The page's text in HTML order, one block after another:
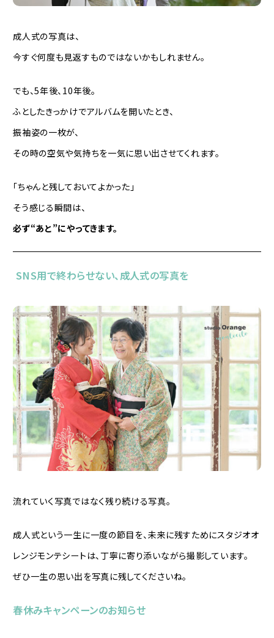
成人式の写真は、
今すぐ何度も見返すものではないかもしれません。
でも、5年後、10年後。
ふとしたきっかけでアルバムを開いたとき、
振袖姿の一枚が、
その時の空気や気持ちを一気に思い出させてくれます。
「ちゃんと残しておいてよかった」
そう感じる瞬間は、
必ず“あと”にやってきます。
SNS用で終わらせない、成人式の写真を
流れていく写真ではなく残り続ける写真。
成人式という一生に一度の節目を、未来に残すためにスタジオオ
レンジモンテシートは、丁寧に寄り添いながら撮影しています。
ぜひ一生の思い出を写真に残してくださいね。
春休みキャンペーンのお知らせ